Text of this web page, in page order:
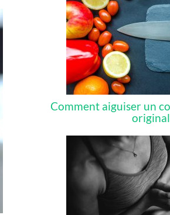
Comment aiguiser un
original